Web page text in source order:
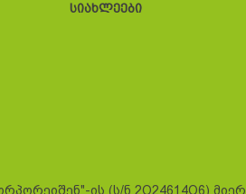
სიახლეები
ის (ს/ნ 2O24614O6) მიერ